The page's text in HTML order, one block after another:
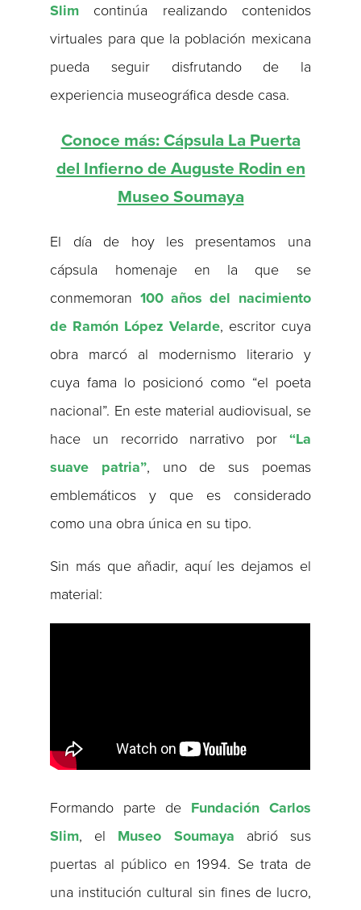
Slim continúa realizando contenidos
virtuales para que la población mexicana
pueda seguir disfrutando de la
experiencia museográfica desde casa.
Conoce más: Cápsula La Puerta
del Infierno de Auguste Rodin en
Museo Soumaya
El día de hoy les presentamos una
cápsula homenaje en la que se
conmemoran 100 años del nacimiento
de Ramón López Velarde, escritor cuya
obra marcó al modernismo literario y
cuya fama lo posicionó como “el poeta
nacional”. En este material audiovisual, se
hace un recorrido narrativo por “La
suave patria”, uno de sus poemas
emblemáticos y que es considerado
como una obra única en su tipo.
Sin más que añadir, aquí les dejamos el
material:
Formando parte de Fundación Carlos
Slim, el Museo Soumaya abrió sus
puertas al público en 1994. Se trata de
una institución cultural sin fines de lucro,